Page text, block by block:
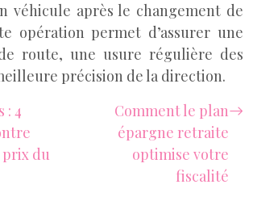
véhicule après le changement de
opération permet d’assurer une
route, une usure régulière des
précision de la direction.
: 4
prix du
Comment le plan
épargne retraite
optimise votre
fiscalité